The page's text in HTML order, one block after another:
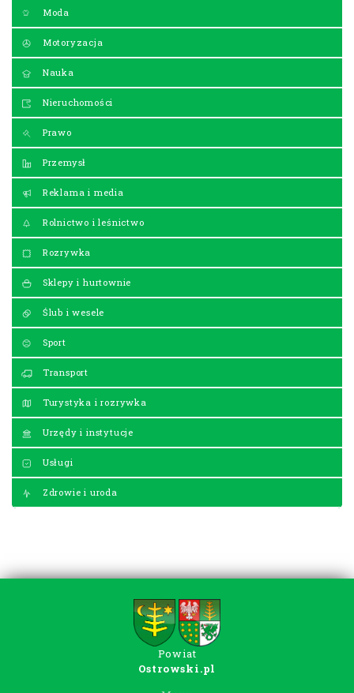
Moda
Motoryzacja
Nauka
Nieruchomości
Prawo
Przemysł
Reklama i media
Rolnictwo i leśnictwo
Rozrywka
Sklepy i hurtownie
Ślub i wesele
Sport
Transport
Turystyka i rozrywka
Urzędy i instytucje
Usługi
Zdrowie i uroda
Powiat
Ostrowski.pl